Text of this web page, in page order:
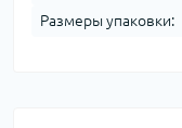
Размеры упаковки: